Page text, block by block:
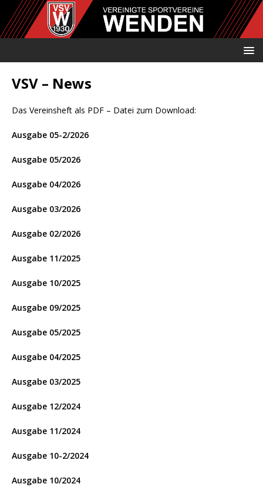
VSV – News
Das Vereinsheft als PDF – Datei zum Download:
Ausgabe 05-2/2026
Ausgabe 05/2026
Ausgabe 04/2026
Ausgabe 03/2026
Ausgabe 02/2026
Ausgabe 11/2025
Ausgabe 10/2025
Ausgabe 09/2025
Ausgabe 05/2025
Ausgabe 04/2025
Ausgabe 03/2025
Ausgabe 12/2024
Ausgabe 11/2024
Ausgabe 10-2/2024
Ausgabe 10/2024